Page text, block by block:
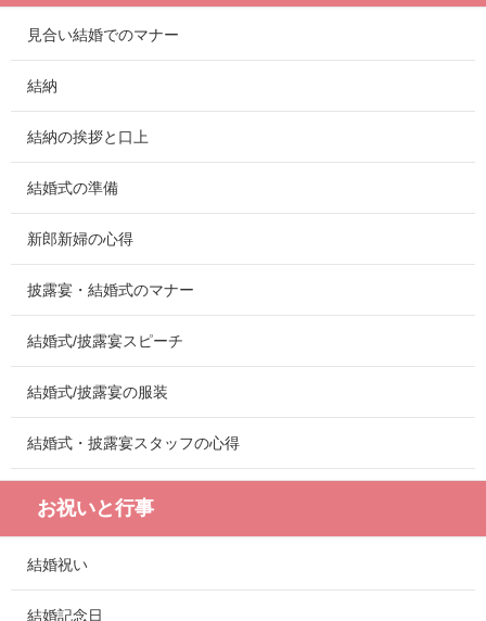
見合い結婚でのマナー
結納
結納の挨拶と口上
結婚式の準備
新郎新婦の心得
披露宴・結婚式のマナー
結婚式/披露宴スピーチ
結婚式/披露宴の服装
結婚式・披露宴スタッフの心得
お祝いと行事
結婚祝い
結婚記念日